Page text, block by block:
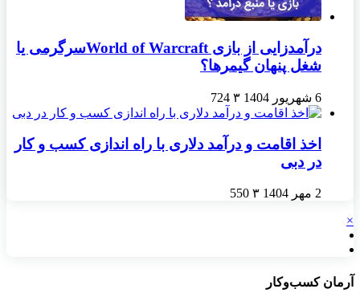
درآمدزایی از بازی World of Warcraftسرگرمی یا
شغل پنهان گیمرها؟
6 شهریور 1404 ۳ 724
اخذ اقامت و درآمد دلاری با راه اندازی کسب و کار
در دبی
2 مهر 1404 ۳ 550
×
آرمان کسب‌وکار